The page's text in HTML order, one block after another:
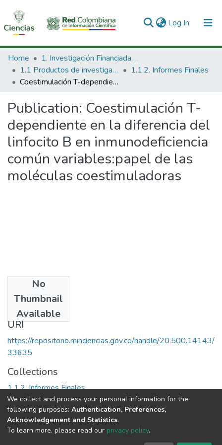
Log In (current)
Communities & Collections
All of DSpace
Home
1. Investigación Financiada con Recursos Públicos
1.1 Productos de investigación
1.1.2. Informes Finales
Coestimulación T-dependiente en la diferencia del linfocito B en inmunodeficiencia común variables:papel de las moléculas coestimuladoras
Publication: Coestimulación T-
dependiente en la diferencia del
linfocito B en inmunodeficiencia
común variables:papel de las
moléculas coestimuladoras
No
Thumbnail
Available
[2004]
URI
https://repositorio.minciencias.gov.co/handle/20.500.14143/
33635
Collections
1.1.2. Informes Finales
Full item page
DSpace software copyright © 2002-2026
We collect and process your personal information for the
following purposes: Authentication, Preferences,
Acknowledgement and Statistics.
To learn more, please read our privacy policy.